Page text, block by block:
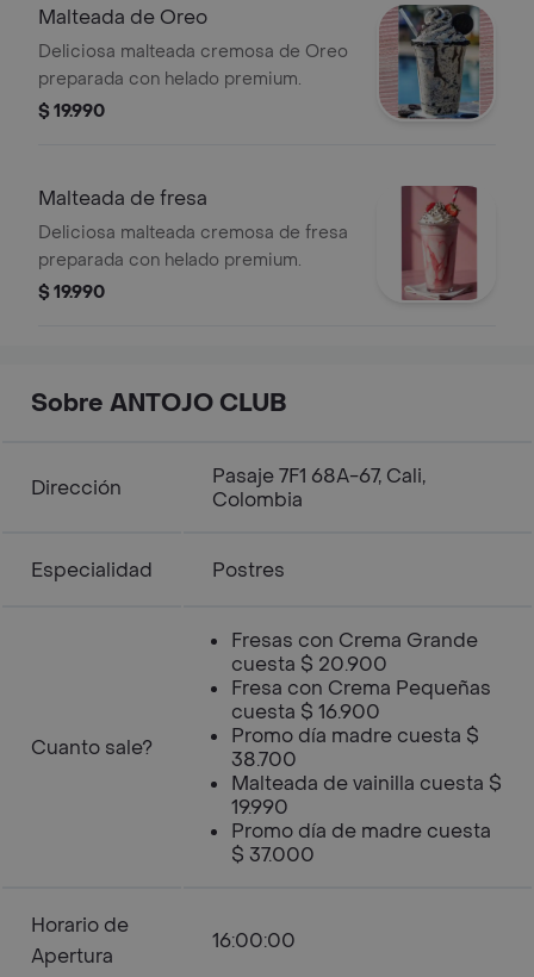
Malteada de Oreo
Deliciosa malteada cremosa de Oreo
preparada con helado premium.
$ 19.990
Malteada de fresa
Deliciosa malteada cremosa de fresa
preparada con helado premium.
$ 19.990
Sobre ANTOJO CLUB
Dirección
Pasaje 7F1 68A-67, Cali,
Colombia
Especialidad Postres
Cuanto sale?
Fresas con Crema Grande
cuesta $ 20.900
Fresa con Crema Pequeñas
cuesta $ 16.900
Promo día madre cuesta $
38.700
Malteada de vainilla cuesta $
19.990
Promo día de madre cuesta
$ 37.000
Horario de
Apertura
16:00:00